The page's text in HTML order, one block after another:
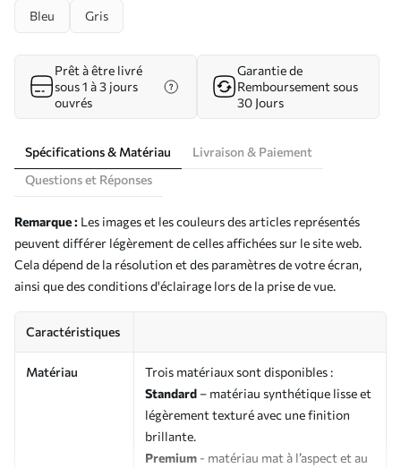
Bleu Gris
Prêt à être livré
sous 1 à 3 jours
ouvrés
Garantie de
Remboursement sous
30 Jours
Spécifications & Matériau
Livraison & Paiement
Questions et Réponses
Remarque : Les images et les couleurs des articles représentés
peuvent différer légèrement de celles affichées sur le site web.
Cela dépend de la résolution et des paramètres de votre écran,
ainsi que des conditions d'éclairage lors de la prise de vue.
Caractéristiques
Matériau
Trois matériaux sont disponibles :
Standard – matériau synthétique lisse et
légèrement texturé avec une finition
brillante.
Premium - matériau mat à l’aspect et au